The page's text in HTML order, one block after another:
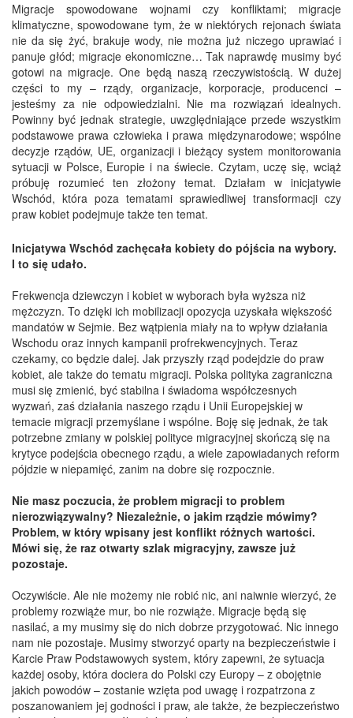
Migracje spowodowane wojnami czy konfliktami; migracje
klimatyczne, spowodowane tym, że w niektórych rejonach świata
nie da się żyć, brakuje wody, nie można już niczego uprawiać i
panuje głód; migracje ekonomiczne… Tak naprawdę musimy być
gotowi na migracje. One będą naszą rzeczywistością. W dużej
części to my – rządy, organizacje, korporacje, producenci –
jesteśmy za nie odpowiedzialni. Nie ma rozwiązań idealnych.
Powinny być jednak strategie, uwzględniające przede wszystkim
podstawowe prawa człowieka i prawa międzynarodowe; wspólne
decyzje rządów, UE, organizacji i bieżący system monitorowania
sytuacji w Polsce, Europie i na świecie. Czytam, uczę się, wciąż
próbuję rozumieć ten złożony temat. Działam w inicjatywie
Wschód, która poza tematami sprawiedliwej transformacji czy
praw kobiet podejmuje także ten temat.
Inicjatywa Wschód zachęcała kobiety do pójścia na wybory.
I to się udało.
Frekwencja dziewczyn i kobiet w wyborach była wyższa niż
mężczyzn. To dzięki ich mobilizacji opozycja uzyskała większość
mandatów w Sejmie. Bez wątpienia miały na to wpływ działania
Wschodu oraz innych kampanii profrekwencyjnych. Teraz
czekamy, co będzie dalej. Jak przyszły rząd podejdzie do praw
kobiet, ale także do tematu migracji. Polska polityka zagraniczna
musi się zmienić, być stabilna i świadoma współczesnych
wyzwań, zaś działania naszego rządu i Unii Europejskiej w
temacie migracji przemyślane i wspólne. Boję się jednak, że tak
potrzebne zmiany w polskiej polityce migracyjnej skończą się na
krytyce podejścia obecnego rządu, a wiele zapowiadanych reform
pójdzie w niepamięć, zanim na dobre się rozpocznie.
Nie masz poczucia, że problem migracji to problem
nierozwiązywalny? Niezależnie, o jakim rządzie mówimy?
Problem, w który wpisany jest konflikt różnych wartości.
Mówi się, że raz otwarty szlak migracyjny, zawsze już
pozostaje.
Oczywiście. Ale nie możemy nie robić nic, ani naiwnie wierzyć, że
problemy rozwiąże mur, bo nie rozwiąże. Migracje będą się
nasilać, a my musimy się do nich dobrze przygotować. Nic innego
nam nie pozostaje. Musimy stworzyć oparty na bezpieczeństwie i
Karcie Praw Podstawowych system, który zapewni, że sytuacja
każdej osoby, która dociera do Polski czy Europy – z obojętnie
jakich powodów – zostanie wzięta pod uwagę i rozpatrzona z
poszanowaniem jej godności i praw, ale także, że bezpieczeństwo